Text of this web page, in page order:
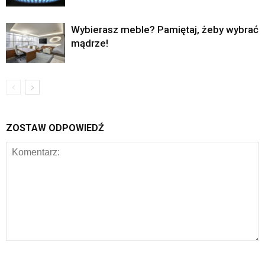
Wybierasz meble? Pamiętaj, żeby wybrać
mądrze!
ZOSTAW ODPOWIEDŹ